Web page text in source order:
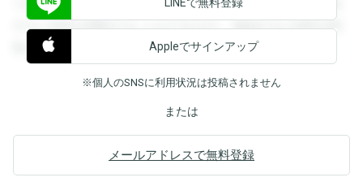
できます。登録すると回答を閲覧することができます。登録
すると回答を閲覧することができます。登録すると回答を閲
覧することができます。
Appleでサインアップ
※個人のSNSに利用状況は投稿されません
または
メールアドレスで無料登録